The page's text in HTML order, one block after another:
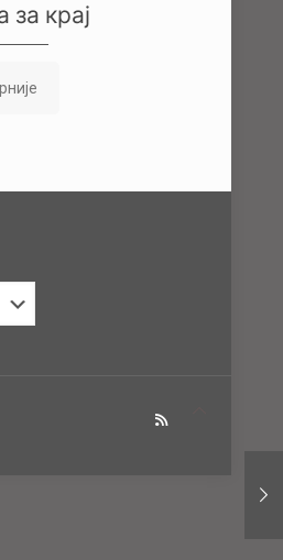
за крај